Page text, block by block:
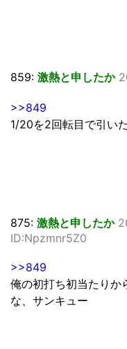
859: 激熱と申したか
>>849
1/20を2回転目で引い
875: 激熱と申したか
ID:Npzmnr5Z0
>>849
俺の初打ち初当たりか
な、サンキュー